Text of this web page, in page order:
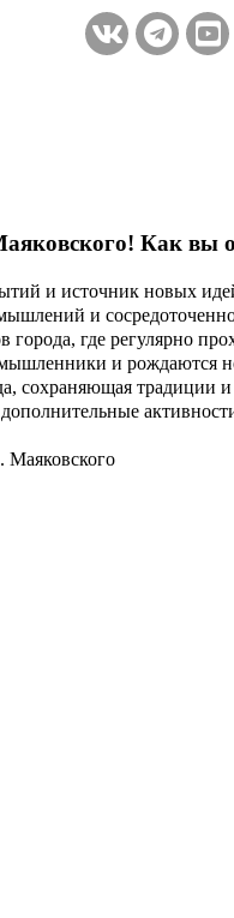
Как вы
и источник новых
и
где регулярно
и рождаются
сохраняющая
Маяковского